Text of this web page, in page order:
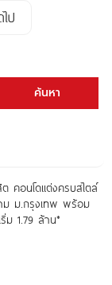
ป
ค้นหา
คอนโดแต่งครบสไตล์
ม ม.กรุงเทพ พร้อม
ม 1.79 ล้าน*